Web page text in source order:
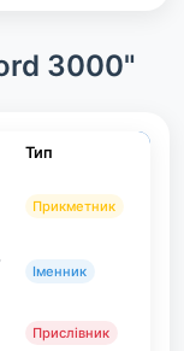
3000"
Тип
Прикметник
Іменник
Прислівник